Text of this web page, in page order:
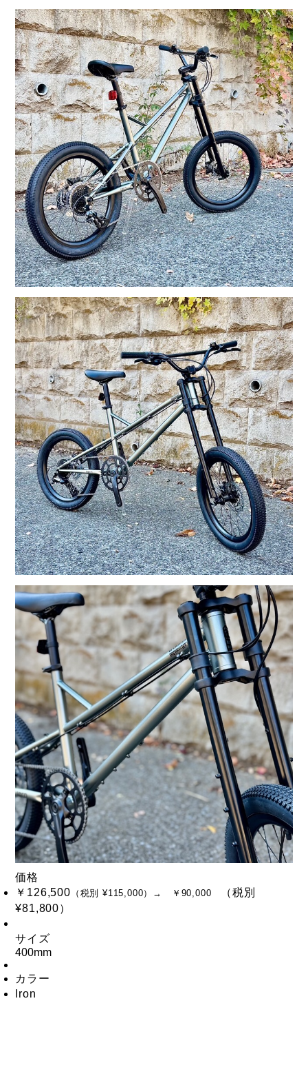
価格
￥126,500 （税別 ¥115,000） → ￥90,000
（税別
¥81,800）
サイズ
400mm
カラー
Iron